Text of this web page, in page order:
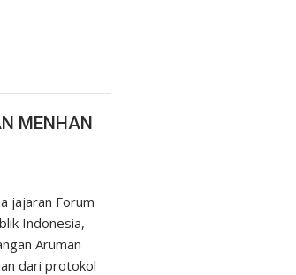
MENHAN
jajaran Forum
Indonesia,
Aruman
dari protokol